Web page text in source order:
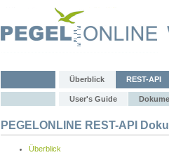
Überblick REST-API
User's Guide
PEGELONLINE REST-API
Überblick